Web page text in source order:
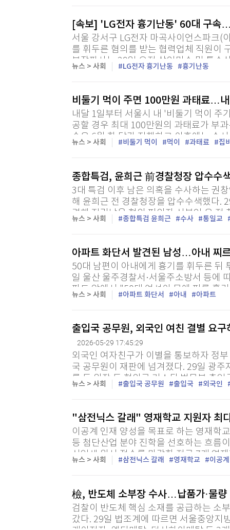
[속보] 'LG전자 흉기난동' 60대 구
서울 강서구 LG전자 마곡사이언스파크(
를 휘두른 혐의를 받는 협력업체 직원이
부장판사는 29일 오전 살인미수 및 특수
한 구속 전 피의자 심문(영장실질심사)
뉴스 > 사회 LG전자 흉기난동 흉기난동
비둘기 먹이 주면 100만원 과태료…
내달 1일부터 서울시 내 '비둘기 먹이 주
공할 경우 최대 100만원의 과태료가 부
속은 6월 한 달간 진행하고 이후에는 수
현장 안내와 홍보를 거쳐 지난해 7월 1일
뉴스 > 사회 비둘기 먹이 먹이 과태료 집
종합특검, 윤희근 前경찰청장 압수
3대 특검 이후 남은 의혹을 수사하는 권
해 윤희근 전 경찰청장을 압수수색했다.
련해 직권남용 혐의 피의자 신분인 윤 전
뉴스 > 사회 종합특검 윤희근 수사 통일교
아파트 화단서 발견된 남성…아내 찌
50대 남편이 아내에게 흉기를 휘두른 뒤
일 울산 울주경찰서·서울주소방서 등에
파트 앞에서 "50대 여성이 목에 피를 흘
수됐다. 출동한 소방 당국은 여성 외에
뉴스 > 사회 아파트 화단서 아내 아파트
출입국 공무원, 외국인 여친 결별 요
2026-05-29 17:45:29
외국인 여자친구가 이별을 통보하자 정
국 공무원이 재판에 넘겨졌다. 29일 광
록 등 위작 등 혐의로 기소된 법무부 출
의 첫 공판을 진행했다. A씨는 지난해 5
뉴스 > 사회 출입국 공무원 출입국 외국인
"삼전닉스 갈래" 영재학교 지원자 최
이공계 인재 양성을 목표로 하는 영재학
등 첨단산업 분야 진학을 선호하는 흐름
신입생 원서 접수를 마감한 전국 7개 영
뉴스 > 사회 삼전닉스 갈래 영재학교 이공계
檢, 반도체 소부장 수사…납품가·물
검찰이 반도체 핵심 소재를 공급하는 소
갔다. 29일 법조계에 따르면 서울중앙지